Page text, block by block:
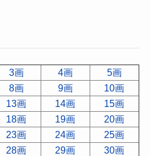
3画 4画
5画
8画 9画
10画
13画 14画
15画
18画 19画
20画
23画 24画
25画
28画 29画
30画